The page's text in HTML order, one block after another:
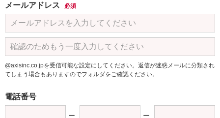
メールアドレス 必須
@axisinc.co.jpを受信可能な設定にしてください。返信が迷惑メールに分類され
てしまう場合もありますのでフォルダをご確認ください。
電話番号